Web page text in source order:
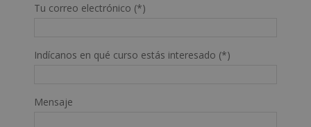
Tu correo electrónico (*)
Indícanos en qué curso estás interesado (*)
Mensaje